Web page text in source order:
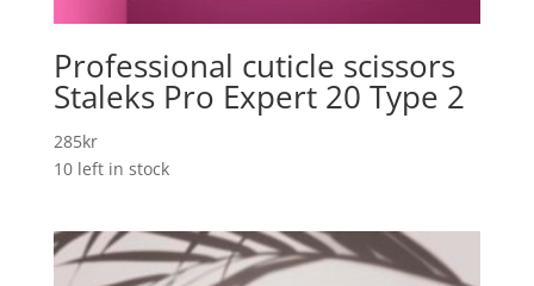
Professional cuticle scissors
Staleks Pro Expert 20 Type 2
285kr
10 left in stock